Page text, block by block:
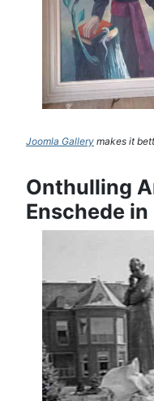
Joomla Gallery makes it
Onthulling
Enschede in